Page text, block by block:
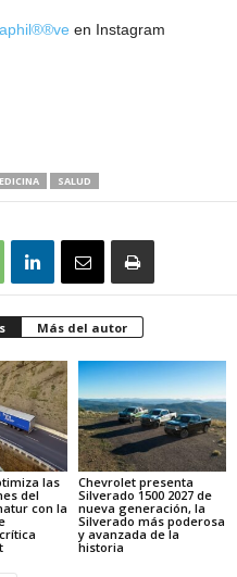
en Instagram
SALUD
Más del autor
las
del
con la
Chevrolet presenta
Silverado 1500 2027 de
nueva generación, la
Silverado más poderosa
y avanzada de la
historia